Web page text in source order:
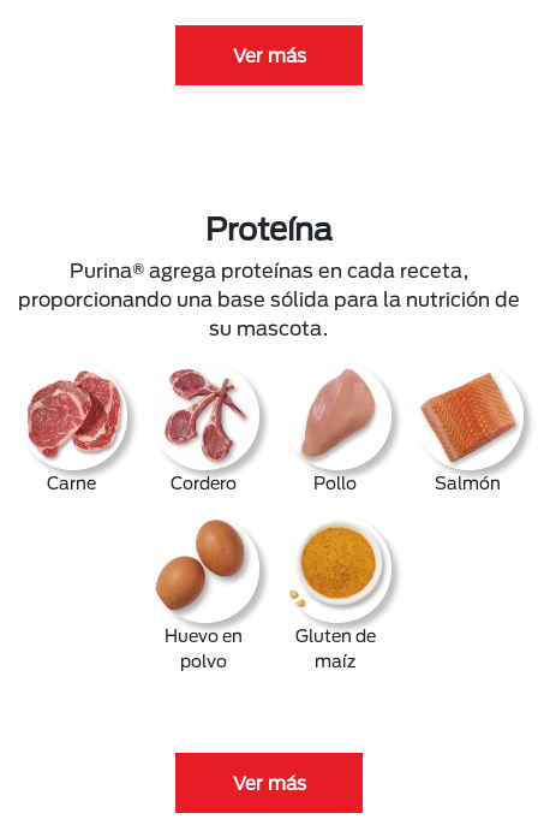
Ver más
Proteína
Purina® agrega proteínas en cada receta,
proporcionando una base sólida para la nutrición de
su mascota.
Carne Cordero Pollo Salmón
Huevo en
polvo
Gluten de
maíz
Ver más